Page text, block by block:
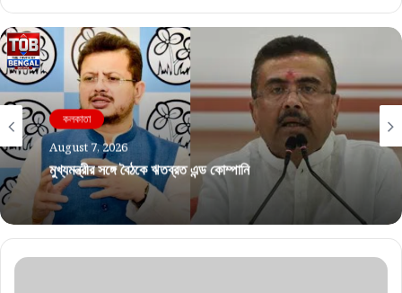
কলকাতা
August 7, 2026
মুখ্যমন্ত্রীর সঙ্গে বৈঠকে ঋতব্রত এন্ড কোম্পানি